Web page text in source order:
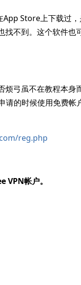
App Store上下载过
不到。这个软件也
烦弓虽不在教程本身
的时候使用免费帐
reg.php
VPN帐户。